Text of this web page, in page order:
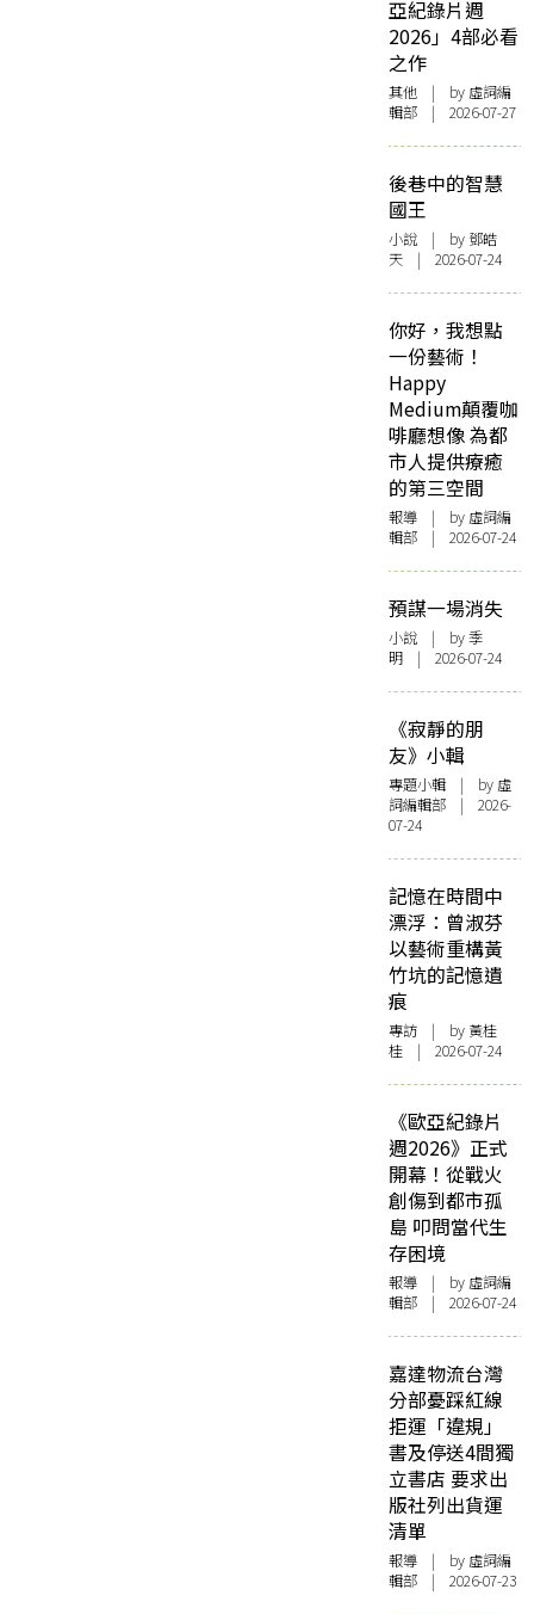
亞紀錄片週
2026」4部必看
之作
其他 | by 虛詞編
輯部 | 2026-07-27
後巷中的智慧
國王
小說 | by 鄧皓
天 | 2026-07-24
你好，我想點
一份藝術！
Happy
Medium顛覆咖
啡廳想像 為都
市人提供療癒
的第三空間
報導 | by 虛詞編
輯部 | 2026-07-24
預謀一場消失
小說 | by 季
明 | 2026-07-24
《寂靜的朋
友》小輯
專題小輯 | by 虛
詞編輯部 | 2026-
07-24
記憶在時間中
漂浮：曾淑芬
以藝術重構黃
竹坑的記憶遺
痕
專訪 | by 黃桂
桂 | 2026-07-24
《歐亞紀錄片
週2026》正式
開幕！從戰火
創傷到都市孤
島 叩問當代生
存困境
報導 | by 虛詞編
輯部 | 2026-07-24
嘉達物流台灣
分部憂踩紅線
拒運「違規」
書及停送4間獨
立書店 要求出
版社列出貨運
清單
報導 | by 虛詞編
輯部 | 2026-07-23